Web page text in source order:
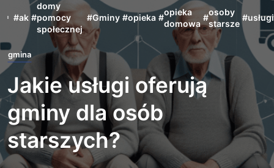
#ak #
domy
pomocy
społecznej
#Gminy #opieka #
opieka
domowa
#
osoby
starsze
#usługi
gmina
Jakie usługi oferują
gminy dla osób
starszych?